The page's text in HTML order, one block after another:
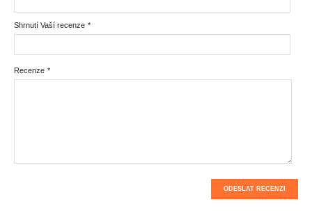
*
Shrnutí Vaší recenze
*
Recenze
ODESLAT RECENZI